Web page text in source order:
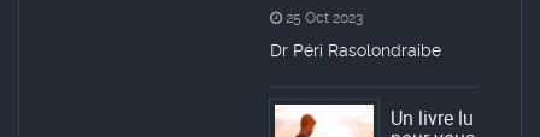
25 Oct 2023
Dr Péri Rasolondraibe
Un livre lu